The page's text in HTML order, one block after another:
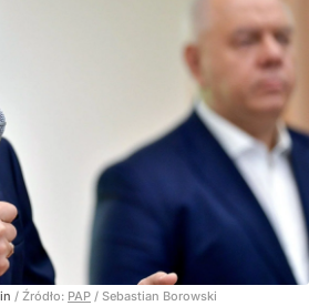
/ Źródło: PAP / Sebastian Borowski